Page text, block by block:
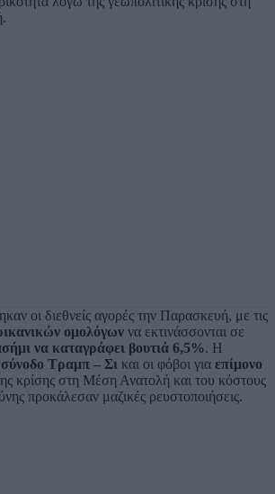
οι διεθνείς αγορές την Παρασκευή, με τις
ομολόγων να εκτινάσσονται σε
να καταγράφει βουτιά 6,5%. Η
σύνοδο Τραμπ – Σι και οι φόβοι για επίμονο
κρίσης στη Μέση Ανατολή και του κόστους
προκάλεσαν μαζικές ρευστοποιήσεις.